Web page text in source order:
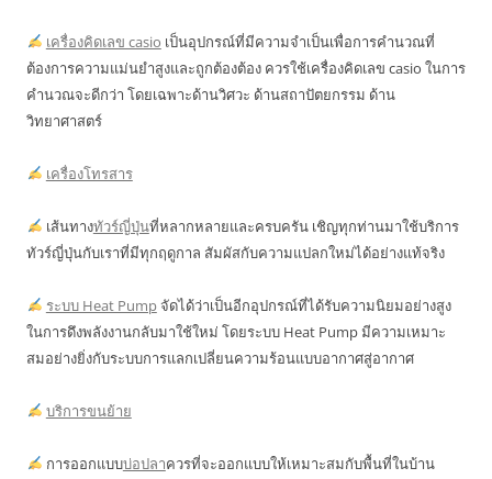
เครื่องคิดเลข casio เป็นอุปกรณ์ที่มีความจำเป็นเพื่อการคำนวณที่
ต้องการความแม่นยำสูงและถูกต้องต้อง ควรใช้เครื่องคิดเลข casio ในการ
คำนวณจะดีกว่า โดยเฉพาะด้านวิศวะ ด้านสถาปัตยกรรม ด้าน
วิทยาศาสตร์
เครื่องโทรสาร
เส้นทางทัวร์ญี่ปุ่นที่หลากหลายและครบครัน เชิญทุกท่านมาใช้บริการ
ทัวร์ญี่ปุ่นกับเราที่มีทุกฤดูกาล สัมผัสกับความแปลกใหม่ได้อย่างแท้จริง
ระบบ Heat Pumpจัดได้ว่าเป็นอีกอุปกรณ์ที่ได้รับความนิยมอย่างสูง
ในการดึงพลังงานกลับมาใช้ใหม่ โดยระบบ Heat Pump มีความเหมาะ
สมอย่างยิ่งกับระบบการแลกเปลี่ยนความร้อนแบบอากาศสู่อากาศ
บริการขนย้าย
การออกแบบบ่อปลาควรที่จะออกแบบให้เหมาะสมกับพื้นที่ในบ้าน